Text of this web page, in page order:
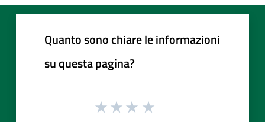
Quanto sono chiare le informazioni
su questa pagina?